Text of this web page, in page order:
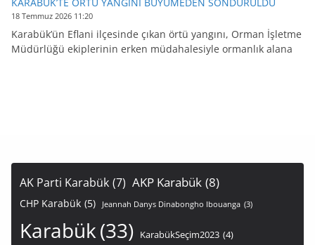
KARABÜK’TE ÖRTÜ YANGINI BÜYÜMEDEN SÖNDÜRÜLDÜ
18 Temmuz 2026 11:20
Karabük’ün Eflani ilçesinde çıkan örtü yangını, Orman İşletme
Müdürlüğü ekiplerinin erken müdahalesiyle ormanlık alana
AK Parti Karabük (7) AKP Karabük (8)
CHP Karabük (5) Jeannah Danys Dinabongho Ibouanga (3)
Karabük(33) KarabükSeçim2023 (4)